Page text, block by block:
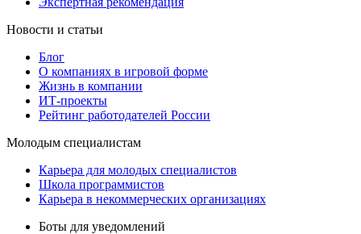
Новости и статьи
Блог
О компаниях в игровой форме
Жизнь в компании
ИТ-проекты
Рейтинг работодателей России
Молодым специалистам
Карьера для молодых специалистов
Школа программистов
Карьера в некоммерческих организациях
Боты для уведомлений